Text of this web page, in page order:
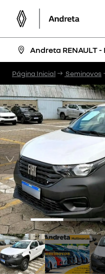
Andreta RENAULT
Página Inicial Seminovos